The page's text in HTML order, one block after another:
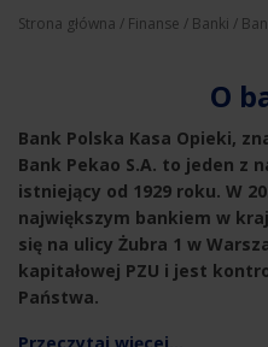
Strona główna / Finanse / Banki /
O
Bank Polska Kasa Opieki,
Bank Pekao S.A. to jeden z
istniejący od 1929 roku. W
największym bankiem w
się na ulicy Żubra 1 w
kapitałowej PZU i jest
Państwa.